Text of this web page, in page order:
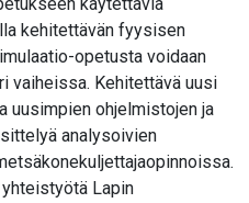
käytettäviä
kehitettävän fyysisen
opetusta voidaan
vaiheissa. Kehitettävä uusi
uusimpien ohjelmistojen ja
analysoivien
Lapin